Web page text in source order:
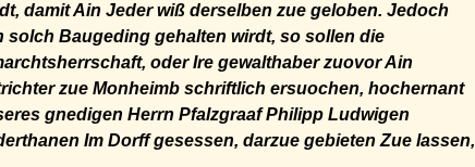
damit Ain Jeder wiß derselben zue geloben. Jedoch
solch Baugeding gehalten wirdt, so sollen die
oder Ire gewalthaber zuovor Ain
zue Monheimb schriftlich ersuochen, hochernant
gnedigen Herrn Pfalzgraaf Philipp Ludwigen
Im Dorff gesessen, darzue gebieten Zue lassen,